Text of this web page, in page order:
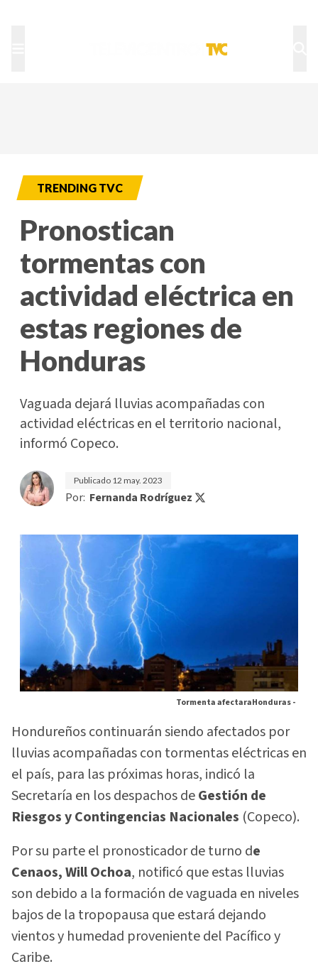
TRENDING TVC
Pronostican
tormentas con
actividad eléctrica en
estas regiones de
Honduras
Vaguada dejará lluvias acompañadas con
actividad eléctricas en el territorio nacional,
informó Copeco.
Publicado 12 may. 2023
Por: Fernanda Rodríguez
Tormenta afectaraHonduras -
Hondureños continuarán siendo afectados por
lluvias acompañadas con tormentas eléctricas en
el país, para las próximas horas, indicó la
Secretaría en los despachos deGestión de
Riesgos y Contingencias Nacionales (Copeco).
Por su parte el pronosticador de turno de
Cenaos, Will Ochoa, notificó que estas lluvias
son debido a la formación de vaguada en niveles
bajos de la tropopausa que estará dejando
vientos y humedad proveniente del Pacífico y
Caribe.